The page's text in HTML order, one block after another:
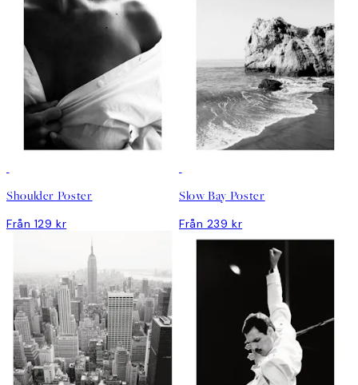
Shoulder Poster
Från 129 kr
Slow Bay Poster
Från 239 kr